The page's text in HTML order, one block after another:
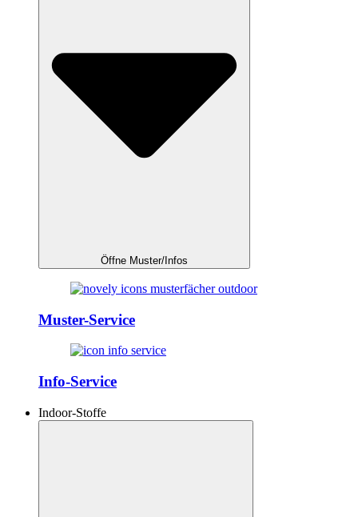
Öffne Muster/Infos
Muster-Service
Info-Service
Indoor-Stoffe